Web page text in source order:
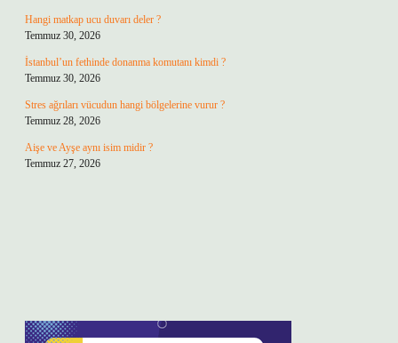
Hangi matkap ucu duvarı deler ?
Temmuz 30, 2026
İstanbul’un fethinde donanma komutanı kimdi ?
Temmuz 30, 2026
Stres ağrıları vücudun hangi bölgelerine vurur ?
Temmuz 28, 2026
Aişe ve Ayşe aynı isim midir ?
Temmuz 27, 2026